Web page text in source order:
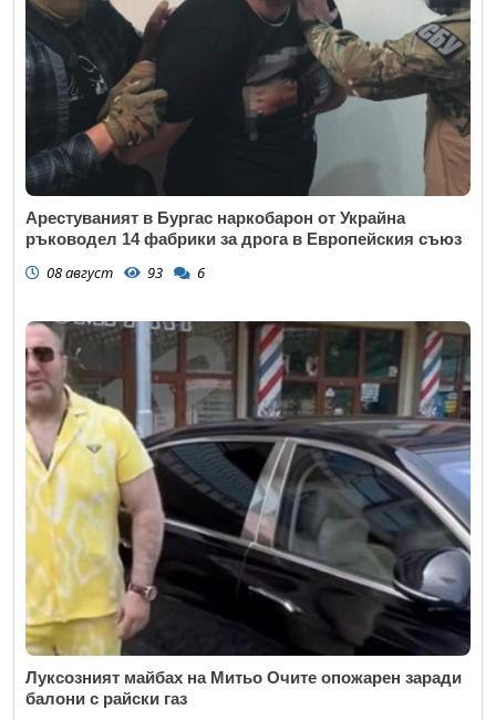
Арестуваният в Бургас наркобарон от Украйна
ръководел 14 фабрики за дрога в Европейския съюз
08 август 93 6
Луксозният майбах на Митьо Очите опожарен заради
балони с райски газ